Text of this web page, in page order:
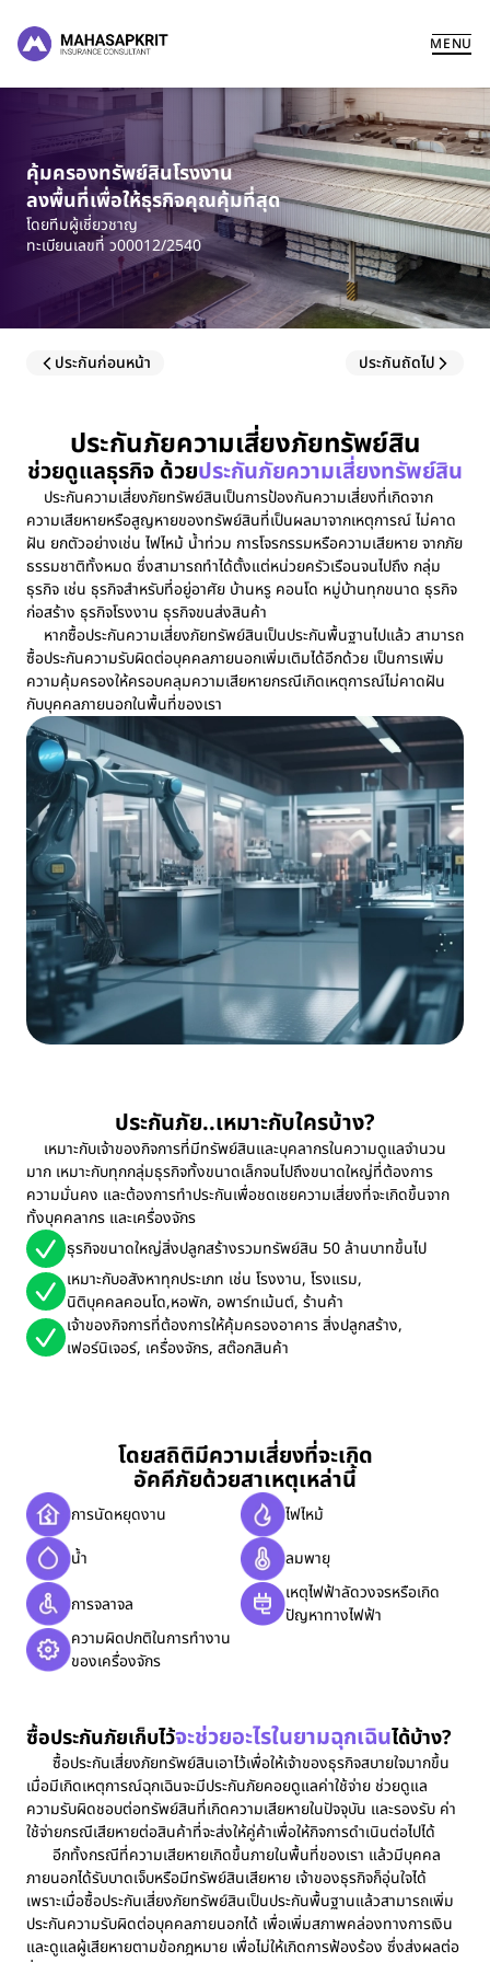
MENU
คุ้มครองทรัพย์สินโรงงาน
ลงพื้นที่เพื่อให้ธุรกิจคุณคุ้มที่สุด
โดยทีมผู้เชี่ยวชาญ
ทะเบียนเลขที่ ว00012/2540
ประกันก่อนหน้า ประกันถัดไป
ประกันภัยความเสี่ยงภัยทรัพย์สิน
ช่วยดูแลธุรกิจ ด้วยประกันภัยความเสี่ยงทรัพย์สิน
ประกันความเสี่ยงภัยทรัพย์สินเป็นการป้องกันความเสี่ยงที่เกิดจาก
ความเสียหายหรือสูญหายของทรัพย์สินที่เป็นผลมาจากเหตุการณ์ ไม่คาด
ฝัน ยกตัวอย่างเช่น ไฟไหม้ น้ำท่วม การโจรกรรมหรือความเสียหาย จากภัย
ธรรมชาติทั้งหมด ซึ่งสามารถทำได้ตั้งแต่หน่วยครัวเรือนจนไปถึง กลุ่ม
ธุรกิจ เช่น ธุรกิจสำหรับที่อยู่อาศัย บ้านหรู คอนโด หมู่บ้านทุกขนาด ธุรกิจ
ก่อสร้าง ธุรกิจโรงงาน ธุรกิจขนส่งสินค้า
หากซื้อประกันความเสี่ยงภัยทรัพย์สินเป็นประกันพื้นฐานไปแล้ว สามารถ
ซื้อประกันความรับผิดต่อบุคคลภายนอกเพิ่มเติมได้อีกด้วย เป็นการเพิ่ม
ความคุ้มครองให้ครอบคลุมความเสียหายกรณีเกิดเหตุการณ์ไม่คาดฝัน
กับบุคคลภายนอกในพื้นที่ของเรา
ประกันภัย..เหมาะกับใครบ้าง?
เหมาะกับเจ้าของกิจการที่มีทรัพย์สินและบุคลากรในความดูแลจำนวน
มาก เหมาะกับทุกกลุ่มธุรกิจทั้งขนาดเล็กจนไปถึงขนาดใหญ่ที่ต้องการ
ความมั่นคง และต้องการทำประกันเพื่อชดเชยความเสี่ยงที่จะเกิดขึ้นจาก
ทั้งบุคคลากร และเครื่องจักร
ธุรกิจขนาดใหญ่สิ่งปลูกสร้างรวมทรัพย์สิน 50 ล้านบาทขึ้นไป
เหมาะกับอสังหาทุกประเภท เช่น โรงงาน, โรงแรม,
นิติบุคคลคอนโด,หอพัก, อพาร์ทเม้นต์, ร้านค้า
เจ้าของกิจการที่ต้องการให้คุ้มครองอาคาร สิ่งปลูกสร้าง,
เฟอร์นิเจอร์, เครื่องจักร, สต๊อกสินค้า
โดยสถิติมีความเสี่ยงที่จะเกิด
อัคคีภัยด้วยสาเหตุเหล่านี้
การนัดหยุดงาน
ไฟไหม้
น้ำ
ลมพายุ
การจลาจล
เหตุไฟฟ้าลัดวงจรหรือเกิด
ปัญหาทางไฟฟ้า
ความผิดปกติในการทำงาน
ของเครื่องจักร
ซื้อประกันภัยเก็บไว้จะช่วยอะไรในยามฉุกเฉินได้บ้าง?
ซื้อประกันเสี่ยงภัยทรัพย์สินเอาไว้เพื่อให้เจ้าของธุรกิจสบายใจมากขึ้น
เมื่อมีเกิดเหตุการณ์ฉุกเฉินจะมีประกันภัยคอยดูแลค่าใช้จ่าย ช่วยดูแล
ความรับผิดชอบต่อทรัพย์สินที่เกิดความเสียหายในปัจจุบัน และรองรับ ค่า
ใช้จ่ายกรณีเสียหายต่อสินค้าที่จะส่งให้คู่ค้าเพื่อให้กิจการดำเนินต่อไปได้
อีกทั้งกรณีที่ความเสียหายเกิดขึ้นภายในพื้นที่ของเรา แล้วมีบุคคล
ภายนอกได้รับบาดเจ็บหรือมีทรัพย์สินเสียหาย เจ้าของธุรกิจก็อุ่นใจได้
เพราะเมื่อซื้อประกันเสี่ยงภัยทรัพย์สินเป็นประกันพื้นฐานแล้วสามารถเพิ่ม
ประกันความรับผิดต่อบุคคลภายนอกได้ เพื่อเพิ่มสภาพคล่องทางการเงิน
และดูแลผู้เสียหายตามข้อกฎหมาย เพื่อไม่ให้เกิดการฟ้องร้อง ซึ่งส่งผลต่อ